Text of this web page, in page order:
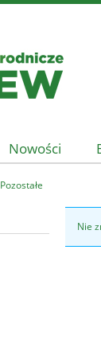
Nowości
Pozostałe
Nie